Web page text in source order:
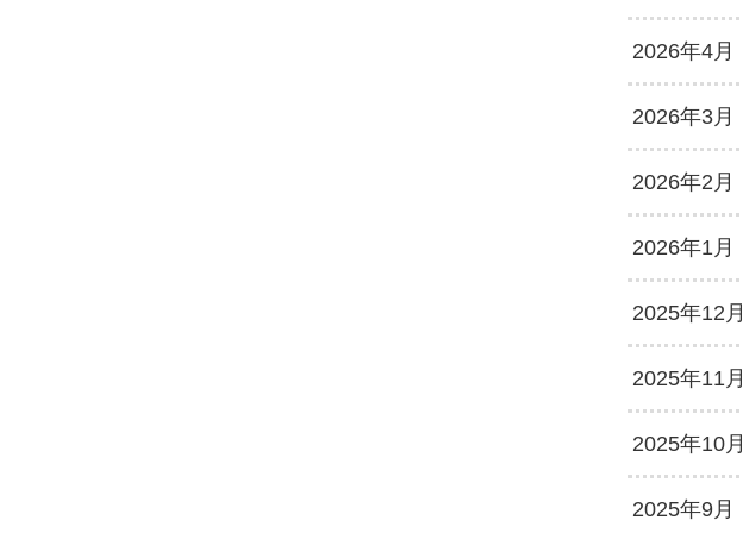
2026年4月
2026年3月
2026年2月
2026年1月
2025年12月
2025年11月
2025年10月
2025年9月